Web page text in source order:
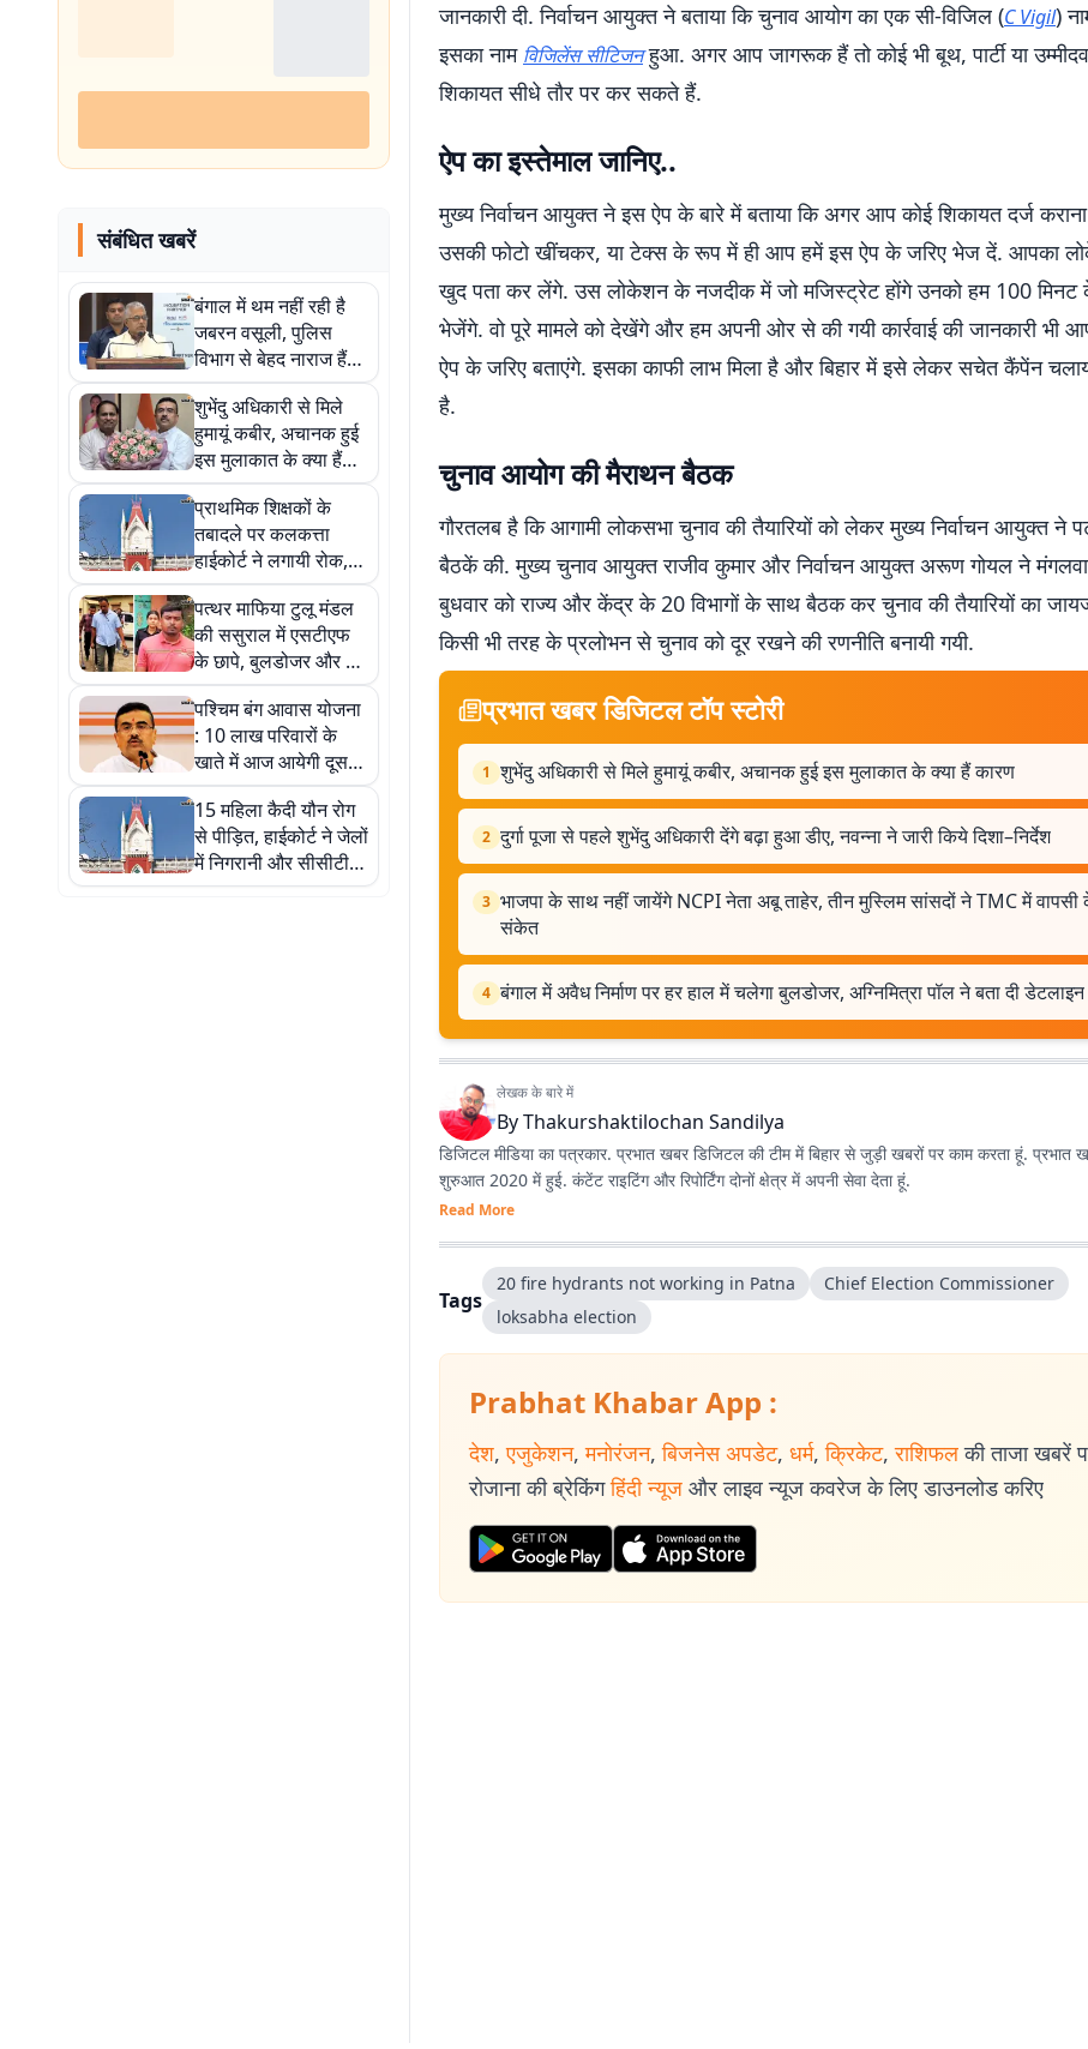
संबंधित खबरें
बंगाल में थम नहीं रही है
जबरन वसूली, पुलिस
विभाग से बेहद नाराज हैं
दिलीप घोष
शुभेंदु अधिकारी से मिले
हुमायूं कबीर, अचानक हुई
इस मुलाकात के क्या हैं
कारण
प्राथमिक शिक्षकों के
तबादले पर कलकत्ता
हाईकोर्ट ने लगायी रोक,
जानें नयी एसओपी पर कब
होगी सुनवाई
पत्थर माफिया टुलू मंडल
की ससुराल में एसटीएफ
के छापे, बुलडोजर और बम
निरोधक दस्ते के साथ की
खुदाई
पश्चिम बंग आवास योजना
: 10 लाख परिवारों के
खाते में आज आयेगी दूसरी
किस्त, शुभेंदु अधिकारी का
ऐलान
15 महिला कैदी यौन रोग
से पीड़ित, हाईकोर्ट ने जेलों
में निगरानी और सीसीटीवी
पर मांगी रिपोर्ट
जानकारी दी. निर्वाचन आयुक्त ने बताया कि चुनाव आयोग का एक सी-विजिल (C Vigil)
इसका नाम विजिलेंस सीटिजनहुआ. अगर आप जागरूक हैं तो कोई भी बूथ, पार्टी या
शिकायत सीधे तौर पर कर सकते हैं.
ऐप का इस्तेमाल जानिए..
मुख्य निर्वाचन आयुक्त ने इस ऐप के बारे में बताया कि अगर आप कोई शिकायत दर्ज
उसकी फोटो खींचकर, या टेक्स के रूप में ही आप हमें इस ऐप के जरिए भेज दें. आपका
खुद पता कर लेंगे. उस लोकेशन के नजदीक में जो मजिस्ट्रेट होंगे उनको हम 100 मिनट
भेजेंगे. वो पूरे मामले को देखेंगे और हम अपनी ओर से की गयी कार्रवाई की जानकारी भी
ऐप के जरिए बताएंगे. इसका काफी लाभ मिला है और बिहार में इसे लेकर सचेत कैंपेंन
है.
चुनाव आयोग की मैराथन बैठक
गौरतलब है कि आगामी लोकसभा चुनाव की तैयारियों को लेकर मुख्य निर्वाचन आयुक्त ने
बैठकें की. मुख्य चुनाव आयुक्त राजीव कुमार और निर्वाचन आयुक्त अरूण गोयल ने
बुधवार को राज्य और केंद्र के 20 विभागों के साथ बैठक कर चुनाव की तैयारियों का
किसी भी तरह के प्रलोभन से चुनाव को दूर रखने की रणनीति बनायी गयी.
प्रभात खबर डिजिटल टॉप स्टोरी
1 शुभेंदु अधिकारी से मिले हुमायूं कबीर, अचानक हुई इस मुलाकात के क्या हैं कारण
2 दुर्गा पूजा से पहले शुभेंदु अधिकारी देंगे बढ़ा हुआ डीए, नवन्ना ने जारी किये दिशा–निर्देश
3 भाजपा के साथ नहीं जायेंगे NCPI नेता अबू ताहेर, तीन मुस्लिम सांसदों ने TMC में वापसी
संकेत
4 बंगाल में अवैध निर्माण पर हर हाल में चलेगा बुलडोजर, अग्निमित्रा पॉल ने बता दी डेटलाइन
लेखक के बारे में
ByThakurshaktilochan Sandilya
डिजिटल मीडिया का पत्रकार. प्रभात खबर डिजिटल की टीम में बिहार से जुड़ी खबरों पर काम करता हूं.
शुरुआत 2020 में हुई. कंटेंट राइटिंग और रिपोर्टिंग दोनों क्षेत्र में अपनी सेवा देता हूं.
Read More
Tags
20 fire hydrants not working in Patna
Chief Election Commissioner
loksabha election
Prabhat Khabar App :
देश, एजुकेशन, मनोरंजन, बिजनेस अपडेट, धर्म, क्रिकेट, राशिफल की ताजा खबरें
रोजाना की ब्रेकिंग हिंदी न्यूज और लाइव न्यूज कवरेज के लिए डाउनलोड करिए